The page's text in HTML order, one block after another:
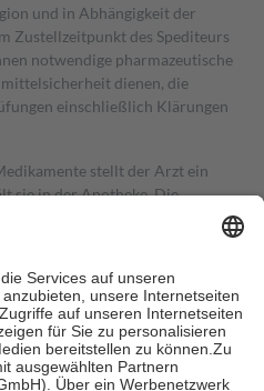
und in Abhängigkeit der
Zustellzeitpunkt des Spediteurs
notwendige pharmazeutische
dienen, die
einschließlich Klärungen
stellt der Arzt ein
sie in der Apotheke. Die
übernimmt in der Regel die
einen Teil davon als Zuzahlung
in Höhe von zehn
jedochfünf Euround
nie mehr als die tatsächlichen
auch für Online-Apotheken.